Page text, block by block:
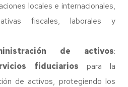
locales e internacionales,
fiscales, laborales y
de activos:
fiduciarios para la
de activos, protegiendo los